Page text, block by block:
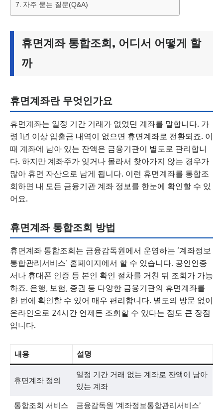
자주 묻는 질문(Q&A)
휴면계좌 통합조회, 어디서 어떻게 할
까
휴면계좌란 무엇인가요
휴면계좌는 일정 기간 거래가 없었던 계좌를 말합니다. 가
령 1년 이상 입출금 내역이 없으면 휴면계좌로 전환되죠. 이
때 계좌에 남아 있는 잔액은 금융기관이 별도로 관리합니
다. 하지만 계좌주가 잊거나 몰라서 찾아가지 않는 경우가
많아 휴면 자산으로 남게 됩니다. 이런 휴면계좌를 통합조
회하면 내 모든 금융기관 계좌 정보를 한눈에 확인할 수 있
어요.
휴면계좌 통합조회 방법
휴면계좌 통합조회는 금융감독원에서 운영하는 ‘계좌정보
통합관리서비스’ 홈페이지에서 할 수 있습니다. 공인인증
서나 휴대폰 인증 등 본인 확인 절차를 거친 뒤 조회가 가능
하죠. 은행, 보험, 증권 등 다양한 금융기관의 휴면계좌를
한 번에 확인할 수 있어 매우 편리합니다. 별도의 방문 없이
온라인으로 24시간 언제든 조회할 수 있다는 점도 큰 장점
입니다.
내용 설명
휴면계좌 정의
일정 기간 거래 없는 계좌로 잔액이 남아
있는 계좌
통합조회 서비스
금융감독원 ‘계좌정보통합관리서비스’